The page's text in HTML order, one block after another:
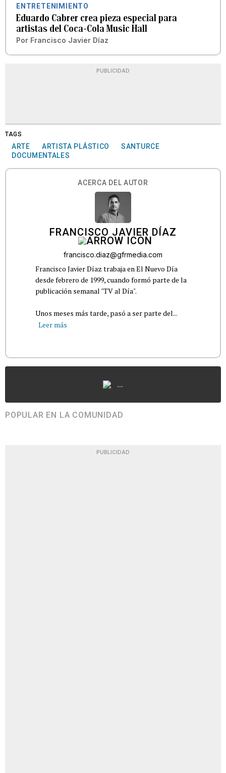
ENTRETENIMIENTO
Eduardo Cabrer crea pieza especial para
artistas del Coca-Cola Music Hall
Por Francisco Javier Díaz
PUBLICIDAD
TAGS
ARTE ARTISTA PLÁSTICO
SANTURCE
DOCUMENTALES
ACERCA DEL AUTOR
FRANCISCO JAVIER DÍAZ
francisco.diaz@gfrmedia.com
Francisco Javier Díaz trabaja en El Nuevo Día
desde febrero de 1999, cuando formó parte de la
publicación semanal "TV al Día".
Unos meses más tarde, pasó a ser parte del...
Leer más
...
POPULAR EN LA COMUNIDAD
PUBLICIDAD